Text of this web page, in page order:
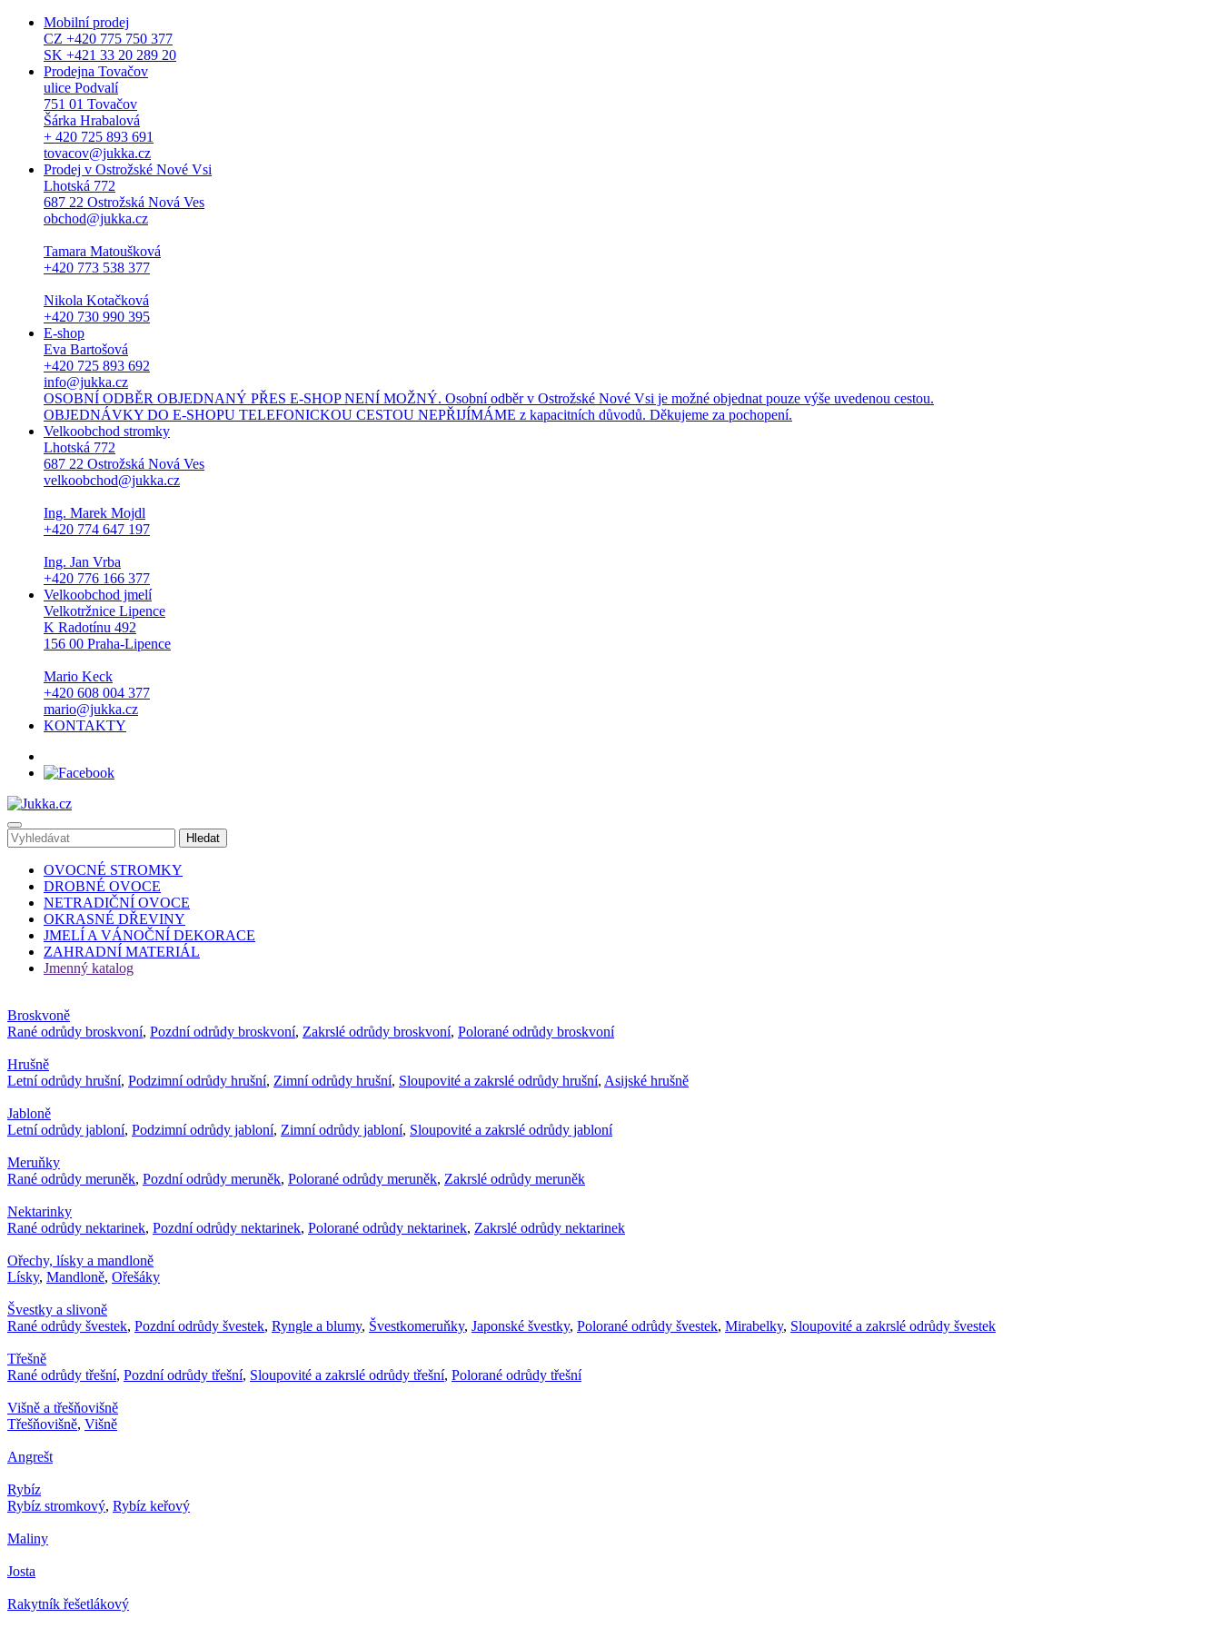
Mobilní prodej
CZ +420 775 750 377
SK +421 33 20 289 20
Prodejna Tovačov
ulice Podvalí
751 01 Tovačov
Šárka Hrabalová
+ 420 725 893 691
tovacov@jukka.cz
Prodej v Ostrožské Nové Vsi
Lhotská 772
687 22 Ostrožská Nová Ves
obchod@jukka.cz
Tamara Matoušková
+420 773 538 377
Nikola Kotačková
+420 730 990 395
E-shop
Eva Bartošová
+420 725 893 692
info@jukka.cz
OSOBNÍ ODBĚR OBJEDNANÝ PŘES E-SHOP NENÍ MOŽNÝ. Osobní odběr v Ostrožské Nové Vsi je možné objednat pouze výše uvedenou cestou.
OBJEDNÁVKY DO E-SHOPU TELEFONICKOU CESTOU NEPŘIJÍMÁME z kapacitních důvodů. Děkujeme za pochopení.
Velkoobchod stromky
Lhotská 772
687 22 Ostrožská Nová Ves
velkoobchod@jukka.cz
Ing. Marek Mojdl
+420 774 647 197
Ing. Jan Vrba
+420 776 166 377
Velkoobchod jmelí
Velkotržnice Lipence
K Radotínu 492
156 00 Praha-Lipence
Mario Keck
+420 608 004 377
mario@jukka.cz
KONTAKTY
OVOCNÉ STROMKY
DROBNÉ OVOCE
NETRADIČNÍ OVOCE
OKRASNÉ DŘEVINY
JMELÍ A VÁNOČNÍ DEKORACE
ZAHRADNÍ MATERIÁL
Jmenný katalog
Broskvoně
Rané odrůdy broskvoní, Pozdní odrůdy broskvoní, Zakrslé odrůdy broskvoní, Polorané odrůdy broskvoní
Hrušně
Letní odrůdy hrušní, Podzimní odrůdy hrušní, Zimní odrůdy hrušní, Sloupovité a zakrslé odrůdy hrušní, Asijské hrušně
Jabloně
Letní odrůdy jabloní, Podzimní odrůdy jabloní, Zimní odrůdy jabloní, Sloupovité a zakrslé odrůdy jabloní
Meruňky
Rané odrůdy meruněk, Pozdní odrůdy meruněk, Polorané odrůdy meruněk, Zakrslé odrůdy meruněk
Nektarinky
Rané odrůdy nektarinek, Pozdní odrůdy nektarinek, Polorané odrůdy nektarinek, Zakrslé odrůdy nektarinek
Ořechy, lísky a mandloně
Lísky, Mandloně, Ořešáky
Švestky a slivoně
Rané odrůdy švestek, Pozdní odrůdy švestek, Ryngle a blumy, Švestkomeruňky, Japonské švestky, Polorané odrůdy švestek, Mirabelky, Sloupovité a zakrslé odrůdy švestek
Třešně
Rané odrůdy třešní, Pozdní odrůdy třešní, Sloupovité a zakrslé odrůdy třešní, Polorané odrůdy třešní
Višně a třešňovišně
Třešňovišně, Višně
Angrešt
Rybíz
Rybíz stromkový, Rybíz keřový
Maliny
Josta
Rakytník řešetlákový